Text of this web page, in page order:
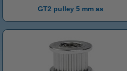
GT2 pulley 5 mm as